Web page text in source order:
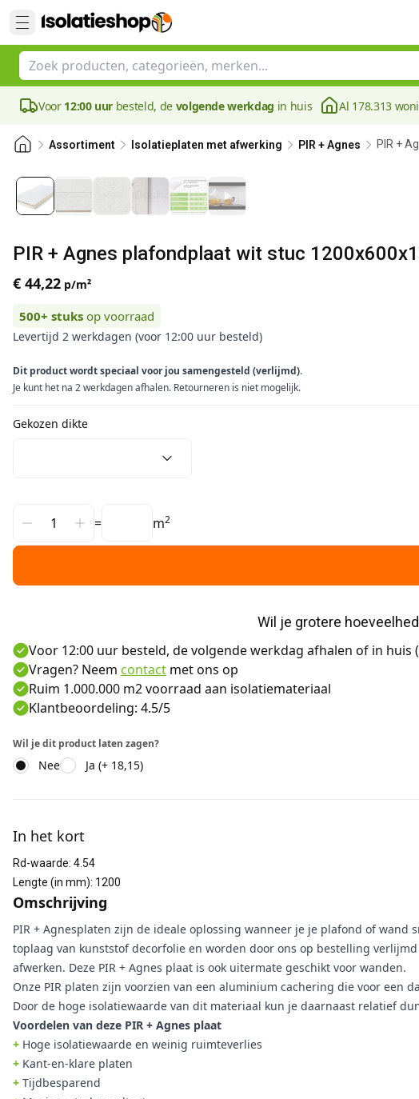
Voor 12:00 uur besteld, de volgende werkdag in huis Al 178.313
Assortiment Isolatieplaten met afwerking PIR + Agnes PIR +
PIR + Agnes plafondplaat wit stuc
€ 44,22 p/m²
500+ stuks op voorraad
Levertijd 2 werkdagen (voor 12:00 uur besteld)
Dit product wordt speciaal voor jou samengesteld (verlijmd).
Je kunt het na 2 werkdagen afhalen. Retourneren is niet mogelijk.
Gekozen dikte
= m2
Wil je grotere
Voor 12:00 uur besteld, de volgende werkdag afhalen of in huis
Vragen? Neem contact met ons op
Ruim 1.000.000 m2 voorraad aan isolatiemateriaal
Klantbeoordeling: 4.5/5
Wil je dit product laten zagen?
Nee Ja (+ 18,15)
In het kort
Rd-waarde: 4.54
Lengte (in mm): 1200
Omschrijving
PIR + Agnesplaten zijn de ideale oplossing wanneer je je plafond of
toplaag van kunststof decorfolie en worden door ons op bestelling
afwerken. Deze PIR + Agnes plaat is ook uitermate geschikt voor wanden.
Onze PIR platen zijn voorzien van een aluminium cachering die voor
Door de hoge isolatiewaarde van dit materiaal kun je daarnaast relatief
Voordelen van deze PIR + Agnes plaat
+ Hoge isolatiewaarde en weinig ruimteverlies
+ Kant-en-klare platen
+ Tijdbesparend